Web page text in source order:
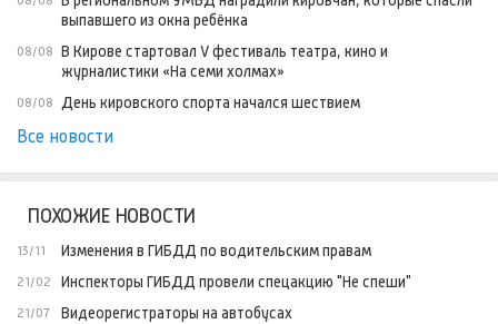
выпавшего из окна ребёнка
08/08 В Кирове стартовал V фестиваль театра, кино и
журналистики «На семи холмах»
08/08 День кировского спорта начался шествием
Все новости
ПОХОЖИЕ НОВОСТИ
13/11 Изменения в ГИБДД по водительским правам
21/02 Инспекторы ГИБДД провели спецакцию "Не спеши"
21/07 Видеорегистраторы на автобусах